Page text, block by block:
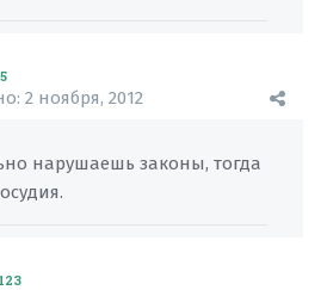
2 ноября, 2012
нарушаешь законы, тогда
123